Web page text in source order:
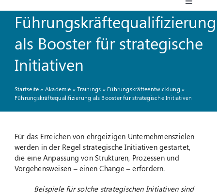
Toggle
Akademie
Consulting, Coaching
Über uns
Suche
nach:
Führungskräftequalifizierung
als Booster für strategische
Initiativen
Startseite» Akademie »Trainings » Führungskräfteentwicklung »
Führungskräftequalifizierung als Booster für strategische Initiativen
Für das Erreichen von ehrgeizigen Unternehmenszielen
werden in der Regel strategische Initiativen gestartet,
die eine Anpassung von Strukturen, Prozessen und
Vorgehensweisen – einen Change – erfordern.
Beispiele für solche strategischen Initiativen sind